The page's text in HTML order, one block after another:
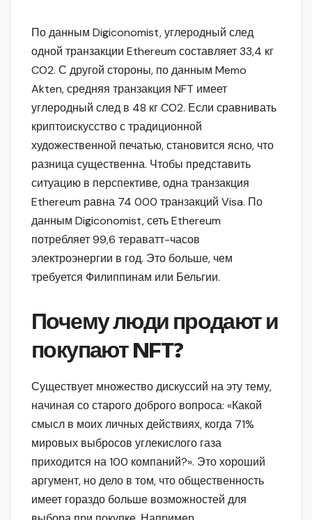
По данным Digiconomist, углеродный след
одной транзакции Ethereum составляет 33,4 кг
CO2. С другой стороны, по данным Memo
Akten, средняя транзакция NFT имеет
углеродный след в 48 кг CO2. Если сравнивать
криптоискусство с традиционной
художественной печатью, становится ясно, что
разница существенна. Чтобы представить
ситуацию в перспективе, одна транзакция
Ethereum равна 74 000 транзакций Visa. По
данным Digiconomist, сеть Ethereum
потребляет 99,6 тераватт-часов
электроэнергии в год. Это больше, чем
требуется Филиппинам или Бельгии.
Почему люди продают и
покупают NFT?
Существует множество дискуссий на эту тему,
начиная со старого доброго вопроса: «Какой
смысл в моих личных действиях, когда 71%
мировых выбросов углекислого газа
приходится на 100 компаний?». Это хороший
аргумент, но дело в том, что общественность
имеет гораздо больше возможностей для